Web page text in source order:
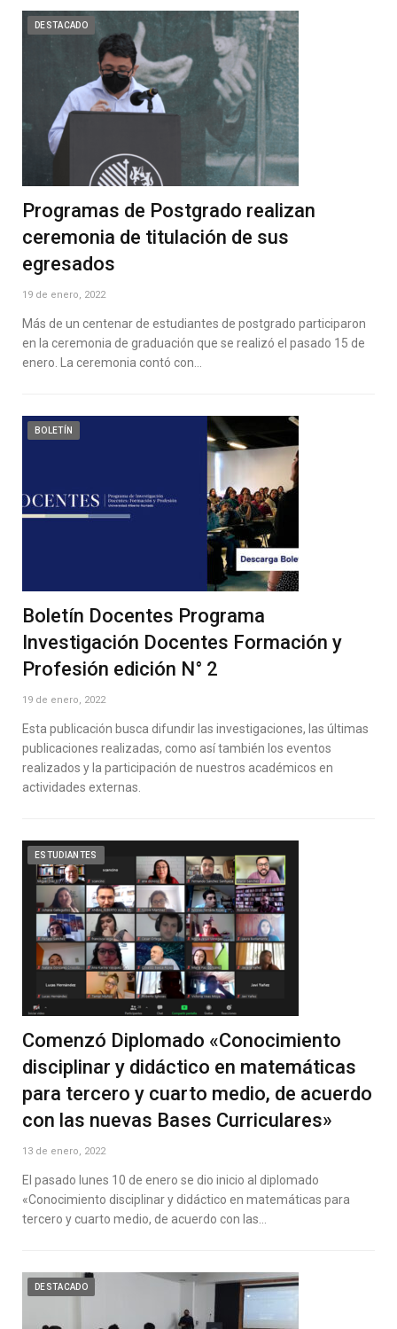
DESTACADO
Programas de Postgrado realizan
ceremonia de titulación de sus
egresados
19 de enero, 2022
Más de un centenar de estudiantes de postgrado participaron
en la ceremonia de graduación que se realizó el pasado 15 de
enero. La ceremonia contó con…
BOLETÍN
Boletín Docentes Programa
Investigación Docentes Formación y
Profesión edición N° 2
19 de enero, 2022
Esta publicación busca difundir las investigaciones, las últimas
publicaciones realizadas, como así también los eventos
realizados y la participación de nuestros académicos en
actividades externas.
ESTUDIANTES
Comenzó Diplomado «Conocimiento
disciplinar y didáctico en matemáticas
para tercero y cuarto medio, de acuerdo
con las nuevas Bases Curriculares»
13 de enero, 2022
El pasado lunes 10 de enero se dio inicio al diplomado
«Conocimiento disciplinar y didáctico en matemáticas para
tercero y cuarto medio, de acuerdo con las…
DESTACADO